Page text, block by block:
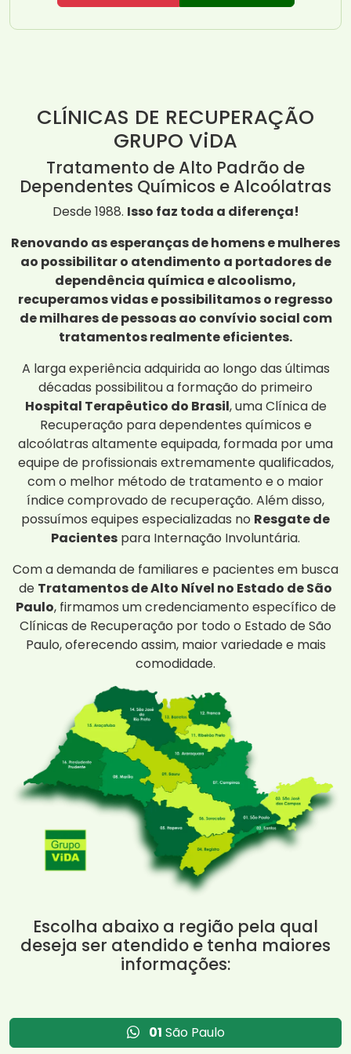
CLÍNICAS DE RECUPERAÇÃO
GRUPO ViDA
Tratamento de Alto Padrão de
Dependentes Químicos e Alcoólatras
Desde 1988. Isso faz toda a diferença!
Renovando as esperanças de homens e mulheres
ao possibilitar o atendimento a portadores de
dependência química e alcoolismo,
recuperamos vidas e possibilitamos o regresso
de milhares de pessoas ao convívio social com
tratamentos realmente eficientes.
A larga experiência adquirida ao longo das últimas
décadas possibilitou a formação do primeiro
Hospital Terapêutico do Brasil, uma Clínica de
Recuperação para dependentes químicos e
alcoólatras altamente equipada, formada por uma
equipe de profissionais extremamente qualificados,
com o melhor método de tratamento e o maior
índice comprovado de recuperação. Além disso,
possuímos equipes especializadas no Resgate de
Pacientes para Internação Involuntária.
Com a demanda de familiares e pacientes em busca
de Tratamentos de Alto Nível no Estado de São
Paulo, firmamos um credenciamento específico de
Clínicas de Recuperação por todo o Estado de São
Paulo, oferecendo assim, maior variedade e mais
comodidade.
Escolha abaixo a região pela qual
deseja ser atendido e tenha maiores
informações:
01 São Paulo